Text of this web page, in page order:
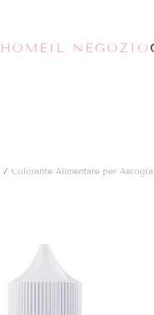
HOME IL NEGOZIO
/ Colorante Alimentare per